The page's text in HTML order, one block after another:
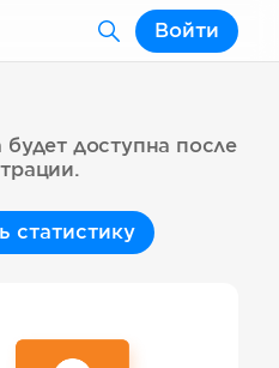
Войти
будет доступна после
статистику